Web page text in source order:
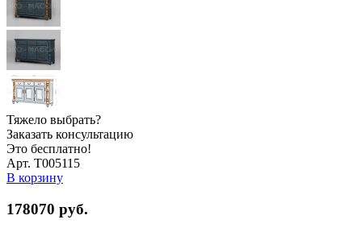
Тяжело выбрать?
Заказать консультацию
Это бесплатно!
Арт. Т005115
В корзину
178070 руб.